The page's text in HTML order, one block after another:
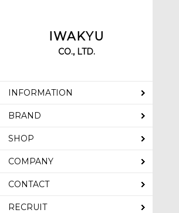
IWAKYU
CO., LTD.
INFORMATION
BRAND
SHOP
COMPANY
CONTACT
RECRUIT